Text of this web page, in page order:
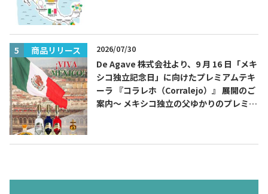
TEQUILA JOURNAL
About テキーラとは
テキーラのつくり方 テキーラマーケット
テキーラの飲み方
メキシコの記念日 トピックス
商品リリース 2026/07/30
De Agave 株式会社より、9 月 16 日「メキ
シコ独立記念日」に向けたプレミアムテキ
ーラ 『コラレホ（Corralejo）』 展開のご
案内〜 メキシコ独立の父ゆかりのプレミア